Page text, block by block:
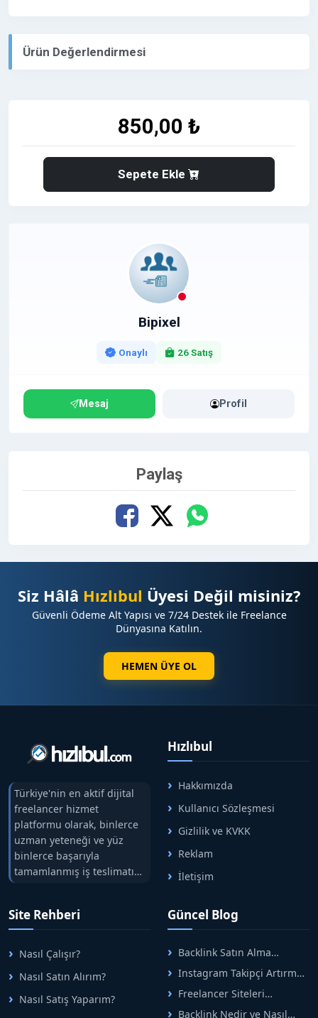
çiftliği" değildir; içerik kalitesine önem veren, düşük
spam skoruna sahip profesyonel bir haber
portalıdır.???? Site Metrikleri ve Özellikleri•Kategori:
Şartları1.Tanıtım yazıları en az 200 kelime olmalı ve en
fazla 3 adet çıkış linki (backlink) içermelidir.2.Yazılar
kalıcıdır, sonradan silinme veya link kaldırılma söz
konusu değildir.3.İllegal (Bahis, Adult vb.) içerikler
kesinlikle kabul edilmez.4.Yazılarınızın ana sayfa haber
akışında görünmesi sağlanır.Sitenize güç katmak ve
Ürün Değerlendirmesi
850,00 ₺
Sepete Ekle
Bipixel
Onaylı 26 Satış
Mesaj Profil
Paylaş
Siz Hâlâ Hızlıbul Üyesi Değil misiniz?
Güvenli Ödeme Alt Yapısı ve 7/24 Destek ile Freelance
Dünyasına Katılın.
HEMEN ÜYE OL
Türkiye'nin en aktif dijital
freelancer hizmet
platformu olarak, binlerce
uzman yeteneği ve yüz
binlerce başarıyla
tamamlanmış iş teslimatını
tek çatıda buluşturuyoruz.
arasındaki süreci risksiz
alışveriş sistemi ile koruyan
ticaretin güvenli
adreslerinden birisidir.
Hızlıbul
Hakkımızda
Kullanıcı Sözleşmesi
Gizlilik ve KVKK
Reklam
İletişim
Site Rehberi
Nasıl Çalışır?
Nasıl Satın Alırım?
Nasıl Satış Yaparım?
Güncel Blog
Backlink Satın Alma
Rehberi: Güvenli SEO İçin
Doğru Adımlar
Instagram Takipçi Artırma
Yöntemleri: Organik Büyüme
Rehberi
Freelancer Siteleri
Arasında Doğru Seçim Nasıl
Backlink Nedir ve Nasıl